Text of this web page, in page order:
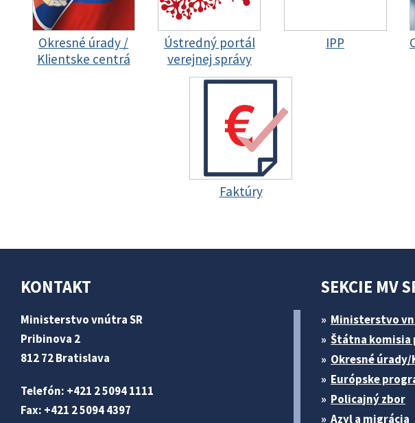
Okresné úrady /
Klientske centrá
Ústredný portál
verejnej správy
IPP
Faktúry
KONTAKT
Ministerstvo vnútra SR
Pribinova 2
812 72 Bratislava
Telefón: +421 2 5094 1111
Fax: +421 2 5094 4397
SEKCIE MV
Ministerstvo
Štátna komisia
Okresné
Európske
Policajný zbor
Azyl a migrácia